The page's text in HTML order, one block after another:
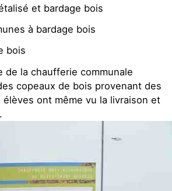
et bardage bois
à bardage bois
bois
de la chaufferie communale
copeaux de bois provenant des
ont même vu la livraison et